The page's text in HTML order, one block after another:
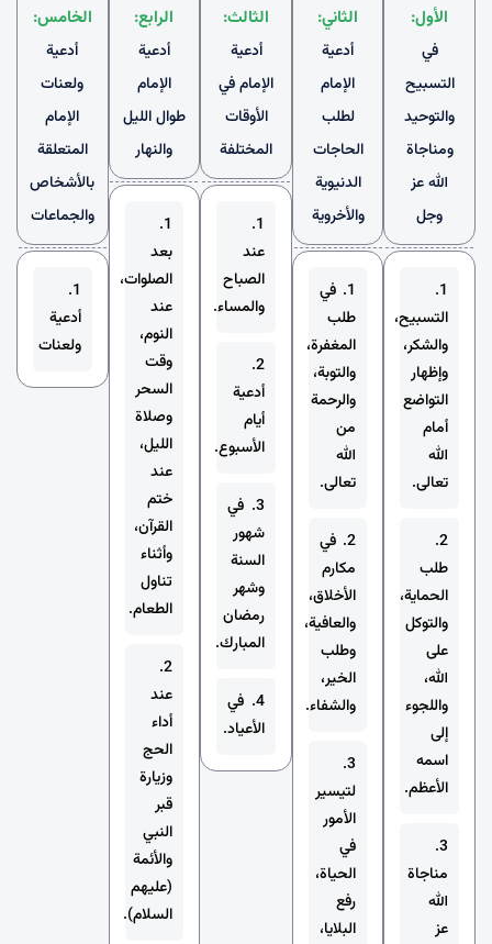
الأول:
في
التسبيح
والتوحيد
ومناجاة
الله عز
وجل
1.
التسبيح،
والشكر،
وإظهار
التواضع
أمام
الله
تعالى.
2.
طلب
الحماية،
والتوكل
على
الله،
واللجوء
إلى
اسمه
الأعظم.
3.
مناجاة
الله
عز
الثاني:
أدعية
الإمام
لطلب
الحاجات
الدنيوية
والأخروية
1. في
طلب
المغفرة،
والتوبة،
والرحمة
من
الله
تعالى.
2. في
مكارم
الأخلاق،
والعافية،
وطلب
الخير،
والشفاء.
3.
لتيسير
الأمور
في
الحياة،
رفع
البلايا،
الثالث:
أدعية
الإمام في
الأوقات
المختلفة
1.
عند
الصباح
والمساء.
2.
أدعية
أيام
الأسبوع.
3. في
شهور
السنة
وشهر
رمضان
المبارك.
4. في
الأعياد.
الرابع:
أدعية
الإمام
طوال الليل
والنهار
1.
بعد
الصلوات،
عند
النوم،
وقت
السحر
وصلاة
الليل،
عند
ختم
القرآن،
وأثناء
تناول
الطعام.
2.
عند
أداء
الحج
وزيارة
قبر
النبي
والأئمة
(عليهم
السلام).
الخامس:
أدعية
ولعنات
الإمام
المتعلقة
بالأشخاص
والجماعات
1.
أدعية
ولعنات